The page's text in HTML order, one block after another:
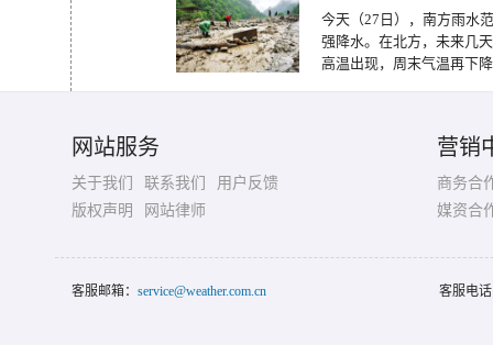
今天（27日），南方雨水
强降水。在北方，未来几
高温出现，周末气温再下
网站服务
关于我们 联系我们
用户反馈
版权声明
网站律师
营销
商务合
媒资合
客服邮箱： service@weather.com.cn 客服电